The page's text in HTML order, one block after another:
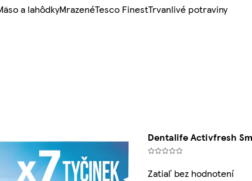
a lahôdkyMrazenéTesco FinestTrvanlivé potraviny
Dentalife Activfresh
Zatiaľ bez hodnotení